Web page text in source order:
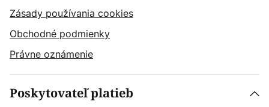
Zásady používania cookies
Obchodné podmienky
Právne oznámenie
Poskytovateľ platieb